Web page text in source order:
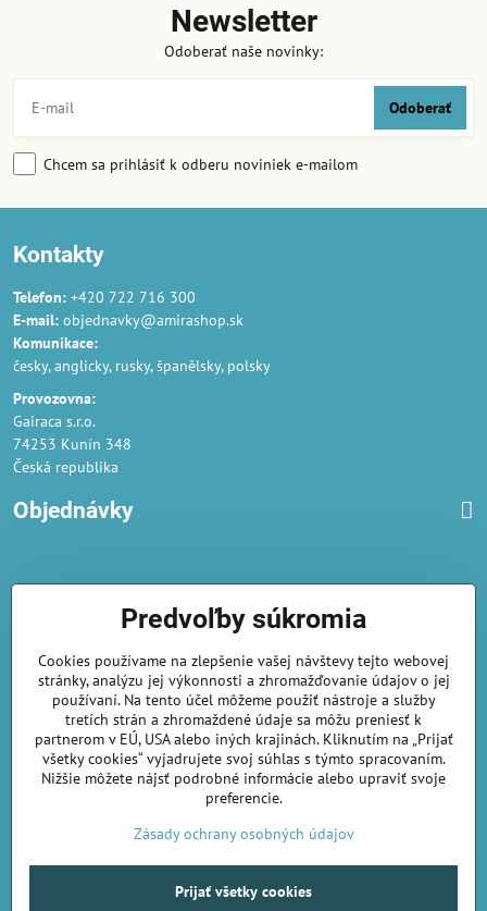
Newsletter
Odoberať naše novinky:
Odoberať
Chcem sa prihlásiť k odberu noviniek e-mailom
Kontakty
Telefon: +420 722 716 300
E-mail: objednavky@amirashop.sk
Komunikace:
česky, anglicky, rusky, španělsky, polsky
Provozovna:
Gairaca s.r.o.
74253 Kunín 348
Česká republika
Objednávky
Podmienky ochrany osobných údajov
Náklady na dodání a doba dodání
Veľkoobchod- značka Gaira®
AmiraShop je registrovaný na Puncovom úrade.
Puncové značkysú k nahliadnuttu.
amirashop.cz/
©2026Copyright
Predvoľby súkromia
Cookies používame na zlepšenie vašej návštevy tejto webovej
stránky, analýzu jej výkonnosti a zhromažďovanie údajov o jej
používaní. Na tento účel môžeme použiť nástroje a služby
tretích strán a zhromaždené údaje sa môžu preniesť k
partnerom v EÚ, USA alebo iných krajinách. Kliknutím na „Prijať
všetky cookies“ vyjadrujete svoj súhlas s týmto spracovaním.
Nižšie môžete nájsť podrobné informácie alebo upraviť svoje
preferencie.
Zásady ochrany osobných údajov
Prijať všetky cookies